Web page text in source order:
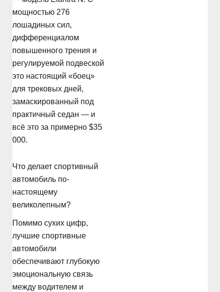
мощностью 276
лошадиных сил,
дифференциалом
повышенного трения и
регулируемой подвеской
это настоящий «боец»
для трековых дней,
замаскированный под
практичный седан — и
всё это за примерно $35
000.
Что делает спортивный
автомобиль по-
настоящему
великолепным?
Помимо сухих цифр,
лучшие спортивные
автомобили
обеспечивают глубокую
эмоциональную связь
между водителем и